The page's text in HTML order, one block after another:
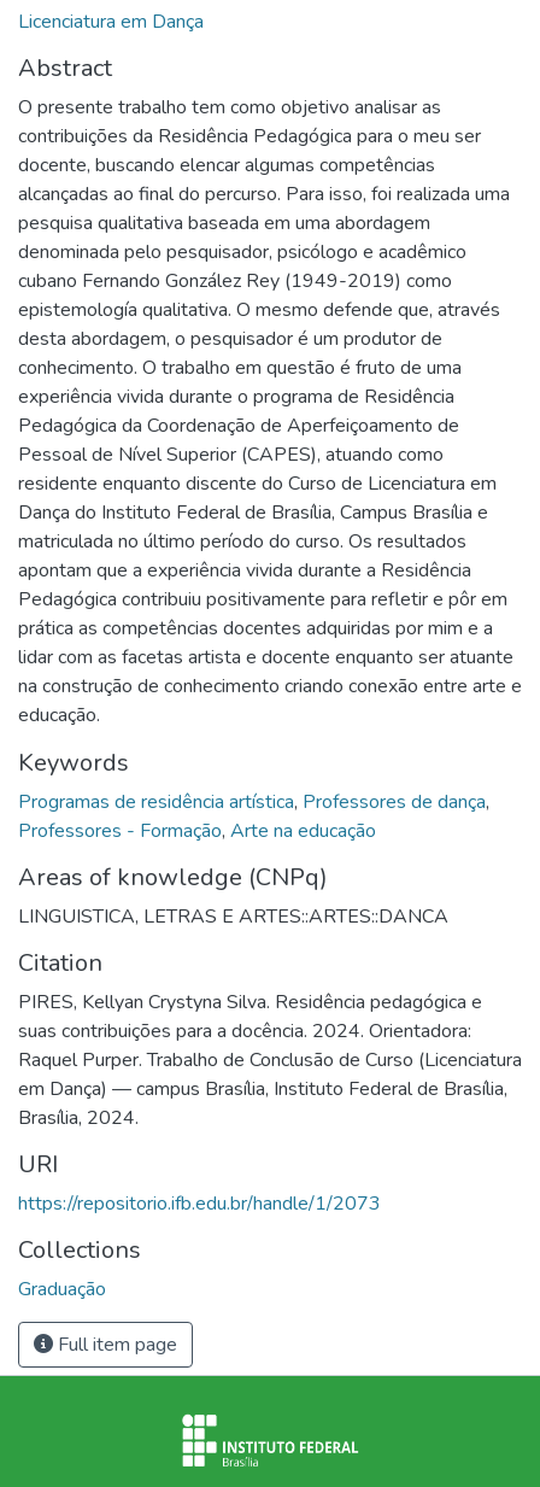
Licenciatura em Dança
Abstract
O presente trabalho tem como objetivo analisar as
contribuições da Residência Pedagógica para o meu ser
docente, buscando elencar algumas competências
alcançadas ao final do percurso. Para isso, foi realizada uma
pesquisa qualitativa baseada em uma abordagem
denominada pelo pesquisador, psicólogo e acadêmico
cubano Fernando González Rey (1949-2019) como
epistemología qualitativa. O mesmo defende que, através
desta abordagem, o pesquisador é um produtor de
conhecimento. O trabalho em questão é fruto de uma
experiência vivida durante o programa de Residência
Pedagógica da Coordenação de Aperfeiçoamento de
Pessoal de Nível Superior (CAPES), atuando como
residente enquanto discente do Curso de Licenciatura em
Dança do Instituto Federal de Brasília, Campus Brasília e
matriculada no último período do curso. Os resultados
apontam que a experiência vivida durante a Residência
Pedagógica contribuiu positivamente para refletir e pôr em
prática as competências docentes adquiridas por mim e a
lidar com as facetas artista e docente enquanto ser atuante
na construção de conhecimento criando conexão entre arte e
educação.
Keywords
Programas de residência artística, Professores de dança,
Professores - Formação, Arte na educação
Areas of knowledge (CNPq)
LINGUISTICA, LETRAS E ARTES::ARTES::DANCA
Citation
PIRES, Kellyan Crystyna Silva. Residência pedagógica e
suas contribuições para a docência. 2024. Orientadora:
Raquel Purper. Trabalho de Conclusão de Curso (Licenciatura
em Dança) — campus Brasília, Instituto Federal de Brasília,
Brasília, 2024.
URI
https://repositorio.ifb.edu.br/handle/1/2073
Collections
Graduação
Full item page